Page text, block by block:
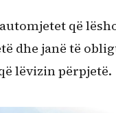
që
dhe janë të
lëvizin përpjetë.